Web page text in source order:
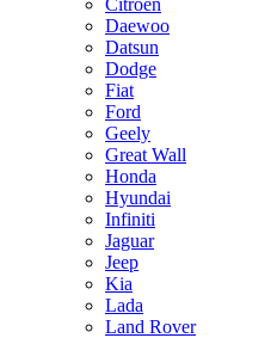
Daewoo
Datsun
Dodge
Fiat
Ford
Geely
Great Wall
Honda
Hyundai
Infiniti
Jaguar
Jeep
Kia
Lada
Land Rover